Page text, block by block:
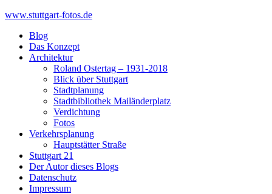
Skip
content
www.stuttgart-fotos.de
Blog
Das Konzept
Architektur
Roland Ostertag – 1931-2018
Blick über Stuttgart
Stadtplanung
Stadtbibliothek Mailänderplatz
Verdichtung
Fotos
Verkehrsplanung
Hauptstätter Straße
Stuttgart 21
Der Autor dieses Blogs
Datenschutz
Impressum